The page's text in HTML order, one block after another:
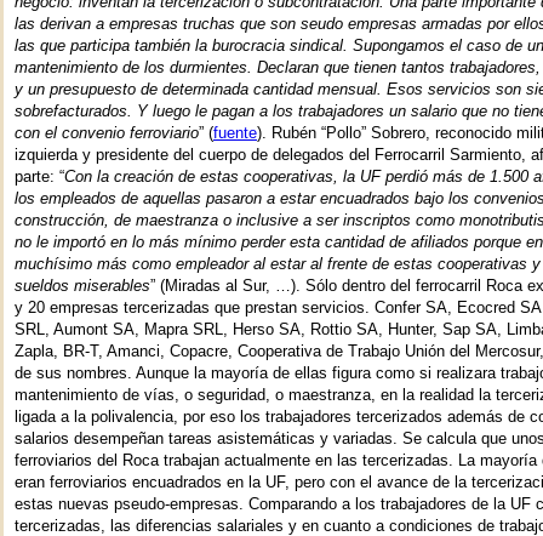
las derivan a empresas truchas que son seudo empresas armadas por
las que participa también la burocracia sindical. Supongamos el caso de
mantenimiento de los durmientes. Declaran que tienen tantos
y un presupuesto de determinada cantidad mensual. Esos servicios son
sobrefacturados. Y luego le pagan a los trabajadores un salario que no
con el convenio ferroviario” (fuente). Rubén “Pollo” Sobrero, reconocido
izquierda y presidente del cuerpo de delegados del Ferrocarril Sarmiento,
parte: “Con la creación de estas cooperativas, la UF perdió más de 1.500
los empleados de aquellas pasaron a estar encuadrados bajo los
construcción, de maestranza o inclusive a ser inscriptos como
no le importó en lo más mínimo perder esta cantidad de afiliados porque
muchísimo más como empleador al estar al frente de estas cooperativas y
sueldos miserables” (Miradas al Sur, …). Sólo dentro del ferrocarril Roca
y 20 empresas tercerizadas que prestan servicios. Confer SA, Ecocred
SRL, Aumont SA, Mapra SRL, Herso SA, Rottio SA, Hunter, Sap SA,
Zapla, BR-T, Amanci, Copacre, Cooperativa de Trabajo Unión del
de sus nombres. Aunque la mayoría de ellas figura como si realizara
mantenimiento de vías, o seguridad, o maestranza, en la realidad la
ligada a la polivalencia, por eso los trabajadores tercerizados además de
salarios desempeñan tareas asistemáticas y variadas. Se calcula que
ferroviarios del Roca trabajan actualmente en las tercerizadas. La mayoría
eran ferroviarios encuadrados en la UF, pero con el avance de la
estas nuevas pseudo-empresas. Comparando a los trabajadores de la UF
tercerizadas, las diferencias salariales y en cuanto a condiciones de